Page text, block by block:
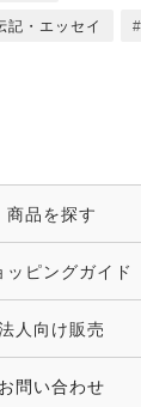
記・エッセイ
商品を探す
ッピングガイド
人向け販売
お問い合わせ